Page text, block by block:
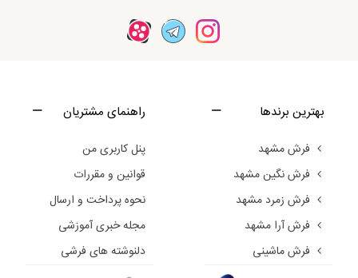
بهترین برندها
فرش مشهد
فرش نگین مشهد
فرش زمرد مشهد
فرش آرا مشهد
فرش ماشینی
راهنمای مشتریان
پنل کاربری من
قوانین و مقررات
نحوه پرداخت و ارسال
مجله خبری آموزشی
دلنوشته های فرشی